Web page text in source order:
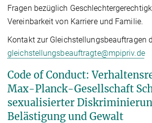
Fragen bezüglich
Vereinbarkeit von Karriere und Familie.
Kontakt zur Gleichstellungsbeauftragen
gleichstellungsbeauftragte@mpipriv.de
Code of Conduct:
Max-Planck-Gesellschaft
sexualisierter
Belästigung und Gewalt